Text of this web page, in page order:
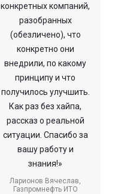
конкретных компаний,
разобранных
(обезличено), что
конкретно они
внедрили, по какому
принципу и что
получилось улучшить.
Как раз без хайпа,
рассказ о реальной
ситуации. Спасибо за
вашу работу и
знания!»
Ларионов Вячеслав,
Газпромнефть ИТО